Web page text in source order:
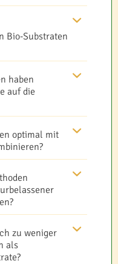
Bio-Substraten
haben
auf die
optimal mit
zu weniger
als